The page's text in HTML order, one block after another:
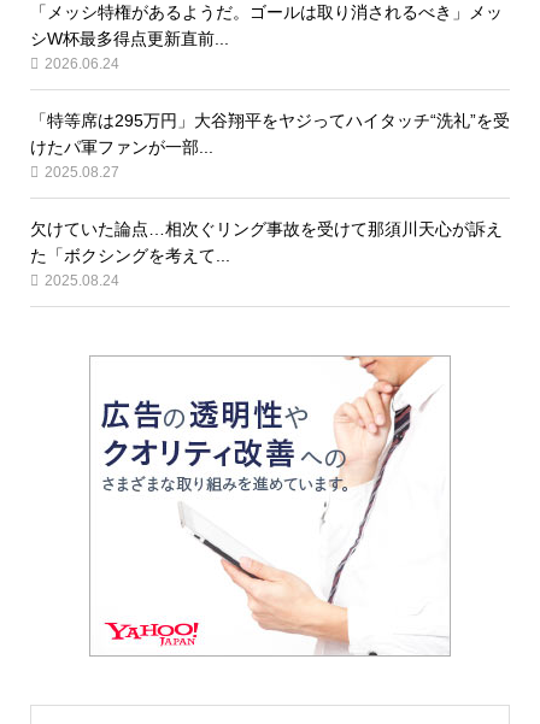
「メッシ特権があるようだ。ゴールは取り消されるべき」メッ
シW杯最多得点更新直前...
2026.06.24
「特等席は295万円」大谷翔平をヤジってハイタッチ“洗礼”を受
けたパ軍ファンが一部...
2025.08.27
欠けていた論点…相次ぐリング事故を受けて那須川天心が訴え
た「ボクシングを考えて...
2025.08.24